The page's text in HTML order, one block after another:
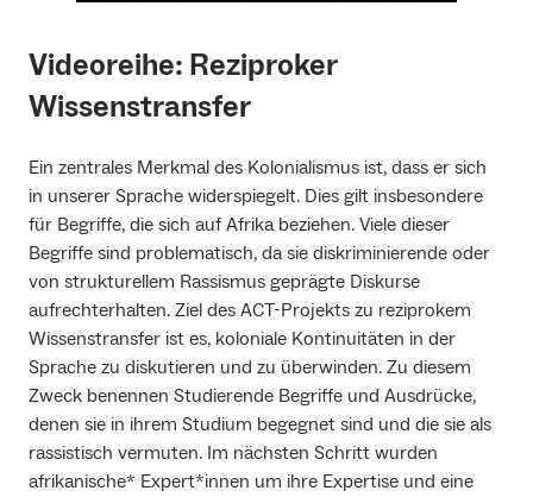
Videoreihe: Reziproker
Wissenstransfer
Ein zentrales Merkmal des Kolonialismus ist, dass er sich
in unserer Sprache widerspiegelt. Dies gilt insbesondere
für Begriffe, die sich auf Afrika beziehen. Viele dieser
Begriffe sind problematisch, da sie diskriminierende oder
von strukturellem Rassismus geprägte Diskurse
aufrechterhalten. Ziel des ACT-Projekts zu reziprokem
Wissenstransfer ist es, koloniale Kontinuitäten in der
Sprache zu diskutieren und zu überwinden. Zu diesem
Zweck benennen Studierende Begriffe und Ausdrücke,
denen sie in ihrem Studium begegnet sind und die sie als
rassistisch vermuten. Im nächsten Schritt wurden
afrikanische* Expert*innen um ihre Expertise und eine